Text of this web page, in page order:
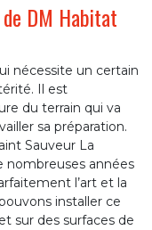
DM Habitat
nécessite un certain
Il est
du terrain qui va
sa préparation.
Sauveur La
nombreuses années
l’art et la
installer ce
sur des surfaces de